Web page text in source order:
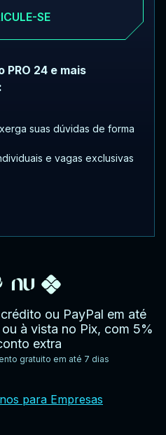
SE
24 e mais
suas dúvidas de forma
e vagas exclusivas
ou PayPal em até
à vista no Pix, com 5%
extra
gratuito em até 7 dias
para Empresas
Play